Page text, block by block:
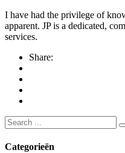
I have had the privilege of
apparent. JP is a dedicated,
services.
Share:
Search
for:
Categorieën